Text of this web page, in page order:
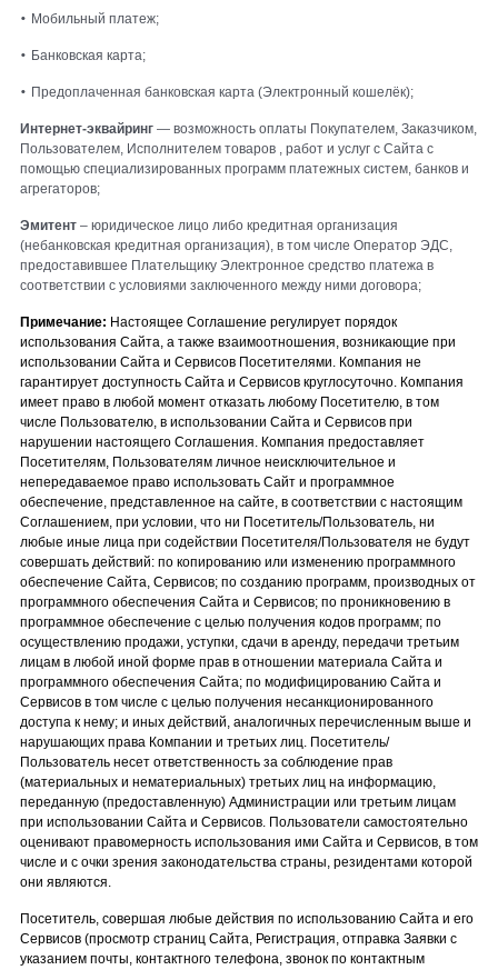
• Мобильный платеж;
• Банковская карта;
• Предоплаченная банковская карта (Электронный кошелёк);
Интернет-эквайринг — возможность оплаты Покупателем, Заказчиком,
Пользователем, Исполнителем товаров , работ и услуг с Сайта с
помощью специализированных программ платежных систем, банков и
агрегаторов;
Эмитент – юридическое лицо либо кредитная организация
(небанковская кредитная организация), в том числе Оператор ЭДС,
предоставившее Плательщику Электронное средство платежа в
соответствии с условиями заключенного между ними договора;
Примечание: Настоящее Соглашение регулирует порядок
использования Сайта, а также взаимоотношения, возникающие при
использовании Сайта и Сервисов Посетителями. Компания не
гарантирует доступность Сайта и Сервисов круглосуточно. Компания
имеет право в любой момент отказать любому Посетителю, в том
числе Пользователю, в использовании Сайта и Сервисов при
нарушении настоящего Соглашения. Компания предоставляет
Посетителям, Пользователям личное неисключительное и
непередаваемое право использовать Сайт и программное
обеспечение, представленное на сайте, в соответствии с настоящим
Соглашением, при условии, что ни Посетитель/Пользователь, ни
любые иные лица при содействии Посетителя/Пользователя не будут
совершать действий: по копированию или изменению программного
обеспечение Сайта, Сервисов; по созданию программ, производных от
программного обеспечения Сайта и Сервисов; по проникновению в
программное обеспечение с целью получения кодов программ; по
осуществлению продажи, уступки, сдачи в аренду, передачи третьим
лицам в любой иной форме прав в отношении материала Сайта и
программного обеспечения Сайта; по модифицированию Сайта и
Сервисов в том числе с целью получения несанкционированного
доступа к нему; и иных действий, аналогичных перечисленным выше и
нарушающих права Компании и третьих лиц. Посетитель/
Пользователь несет ответственность за соблюдение прав
(материальных и нематериальных) третьих лиц на информацию,
переданную (предоставленную) Администрации или третьим лицам
при использовании Сайта и Сервисов. Пользователи самостоятельно
оценивают правомерность использования ими Сайта и Сервисов, в том
числе и с очки зрения законодательства страны, резидентами которой
они являются.
Посетитель, совершая любые действия по использованию Сайта и его
Сервисов (просмотр страниц Сайта, Регистрация, отправка Заявки с
указанием почты, контактного телефона, звонок по контактным